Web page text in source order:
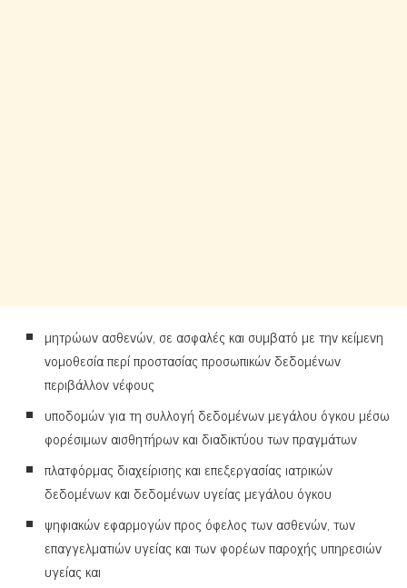
μητρώων ασθενών, σε ασφαλές και συμβατό με την κείμενη
νομοθεσία περί προστασίας προσωπικών δεδομένων
περιβάλλον νέφους
υποδομών για τη συλλογή δεδομένων μεγάλου όγκου μέσω
φορέσιμων αισθητήρων και διαδικτύου των πραγμάτων
πλατφόρμας διαχείρισης και επεξεργασίας ιατρικών
δεδομένων και δεδομένων υγείας μεγάλου όγκου
ψηφιακών εφαρμογών προς όφελος των ασθενών, των
επαγγελματιών υγείας και των φορέων παροχής υπηρεσιών
υγείας και